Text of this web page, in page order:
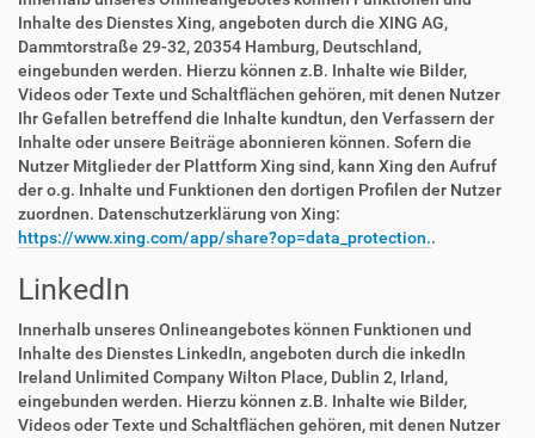
Inhalte des Dienstes Xing, angeboten durch die XING AG,
Dammtorstraße 29-32, 20354 Hamburg, Deutschland,
eingebunden werden. Hierzu können z.B. Inhalte wie Bilder,
Videos oder Texte und Schaltflächen gehören, mit denen Nutzer
Ihr Gefallen betreffend die Inhalte kundtun, den Verfassern der
Inhalte oder unsere Beiträge abonnieren können. Sofern die
Nutzer Mitglieder der Plattform Xing sind, kann Xing den Aufruf
der o.g. Inhalte und Funktionen den dortigen Profilen der Nutzer
zuordnen. Datenschutzerklärung von Xing:
https://www.xing.com/app/share?op=data_protection..
LinkedIn
Innerhalb unseres Onlineangebotes können Funktionen und
Inhalte des Dienstes LinkedIn, angeboten durch die inkedIn
Ireland Unlimited Company Wilton Place, Dublin 2, Irland,
eingebunden werden. Hierzu können z.B. Inhalte wie Bilder,
Videos oder Texte und Schaltflächen gehören, mit denen Nutzer